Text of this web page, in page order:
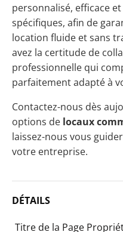
personnalisé, efficace
spécifiques, afin de
location fluide et sans
avez la certitude de
professionnelle qui
parfaitement adapté à
Contactez-nous dès
options de locaux
laissez-nous vous
votre entreprise.
DÉTAILS
Titre de la Page